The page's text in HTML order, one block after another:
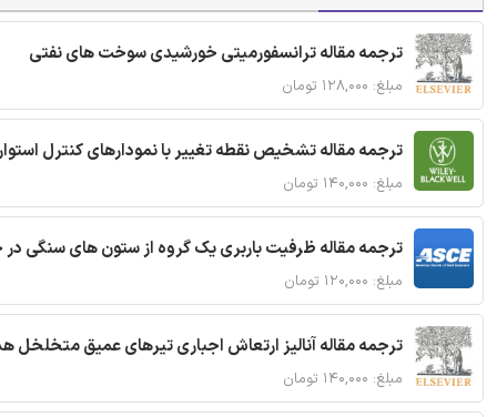
ترجمه مقاله ترانسفورمیتی خورشیدی سوخت های نفتی
مبلغ: ۱۲۸,۰۰۰ تومان
ترجمه مقاله تشخیص نقطه تغییر با نمودارهای کنترل
مبلغ: ۱۴۰,۰۰۰ تومان
ترجمه مقاله ظرفیت باربری یک گروه از ستون های سنگی
مبلغ: ۱۲۰,۰۰۰ تومان
ترجمه مقاله آنالیز ارتعاش اجباری تیرهای عمیق متخلخل
مبلغ: ۱۴۰,۰۰۰ تومان